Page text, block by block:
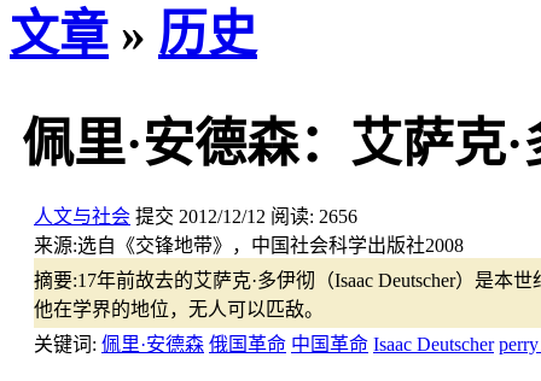
文章 » 历史
佩里·安德森：艾萨克
人文与社会 提交 2012/12/12 阅读: 2656
来源:选自《交锋地带》，中国社会科学出版社2008
摘要:17年前故去的艾萨克·多伊彻（Isaac Deutscher）是
他在学界的地位，无人可以匹敌。
关键词: 佩里·安德森 俄国革命 中国革命 Isaac Deutscher